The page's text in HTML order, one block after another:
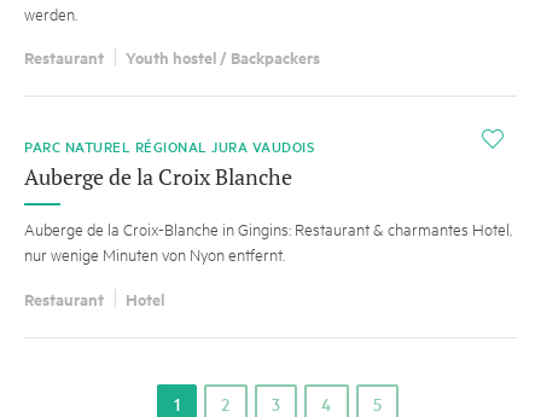
werden.
Restaurant Youth hostel / Backpackers
i
PARC NATUREL RÉGIONAL JURA VAUDOIS
Auberge de la Croix Blanche
Auberge de la Croix-Blanche in Gingins: Restaurant & charmantes Hotel,
nur wenige Minuten von Nyon entfernt.
Restaurant Hotel
1 2 3 4 5